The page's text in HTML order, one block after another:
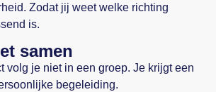
Zodat jij weet welke richting
is.
samen
volg je niet in een groep. Je krijgt een
begeleiding.